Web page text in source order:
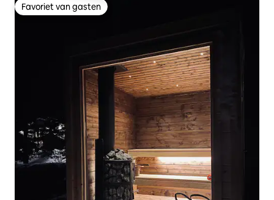
Favoriet van gasten
Favoriet van gasten